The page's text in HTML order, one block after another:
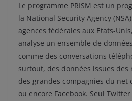
Le programme PRISM est un
la National Security Agency
agences fédérales aux Etats-
analyse un ensemble de
comme des conversations
surtout, des données issues des
des grandes compagnies du net
ou encore Facebook. Seul